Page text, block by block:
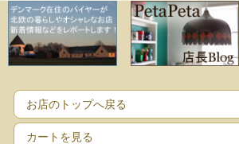
お店のトップへ戻る
カートを見る